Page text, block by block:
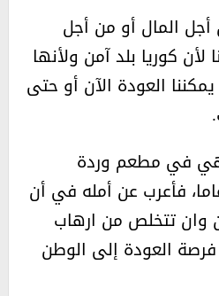
أجل المال أو من أجل
كوريا بلد آمن ولأنها
يمكننا العودة الآن أو حتى
في مطعم وردة
من العمر 35 عاما، فأعرب عن أمله في أن
وان تتخلص من ارهاب
العودة إلى الوطن